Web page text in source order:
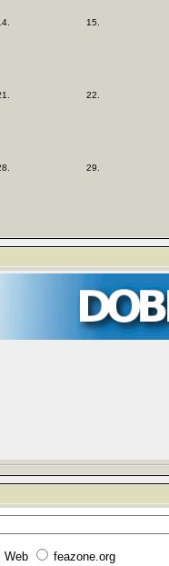
15.
22.
29.
Web feazone.org